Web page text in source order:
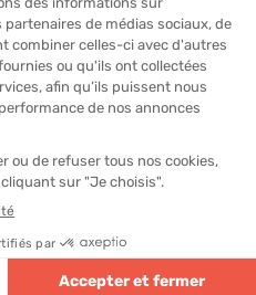
site
cookies